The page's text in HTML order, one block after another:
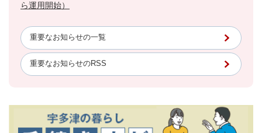
ら運用開始）
重要なお知らせの一覧
重要なお知らせのRSS